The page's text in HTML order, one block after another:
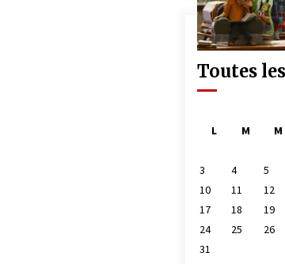
Toutes
L
M M
3
4 5
10
11 12
17
18 19
24
25 26
31